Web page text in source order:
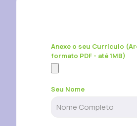
Anexe o seu Currículo
formato PDF - até 1MB)
Seu Nome